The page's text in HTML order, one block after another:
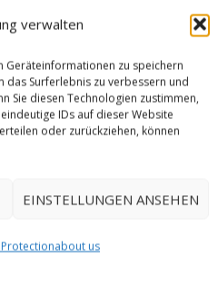
verwalten
Geräteinformationen zu speichern
Surferlebnis zu verbessern und
Sie diesen Technologien zustimmen,
IDs auf dieser Website
oder zurückziehen, können
EINSTELLUNGEN ANSEHEN
about us